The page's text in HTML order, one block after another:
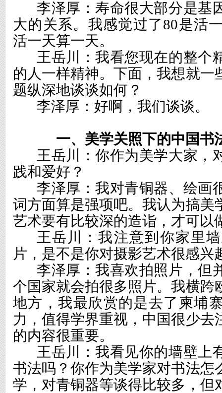
李泽厚：寿命很大部分是基
大的关系。我感觉过了80是活
活一天算一天。
王岳川：我看您现在的整个
的人一样精神。下面，我想就一
题纵深地谈谈如何？
李泽厚：好啊，我们谈谈。
一、 美学关照下的中国书
王岳川：你作为美学大家，
践和爱好？
李泽厚：我对青铜器、绘画
词方面算是强项吧。我认为搞美
艺术要有比较深的造诣，才可以
王岳川：我注意到你家里
片，是不是你对摄影艺术很感兴
李泽厚：我喜欢拍照片，但
个国家就会拍很多照片。我横跨
地方，我最欣赏的是去了柬埔
力，值得学界重视，中国很少去
的内容很重要。
王岳川：我看见你的墙壁上
书法吗？你作为美学家对书法怎
学，对青铜器等谈得比较多，但